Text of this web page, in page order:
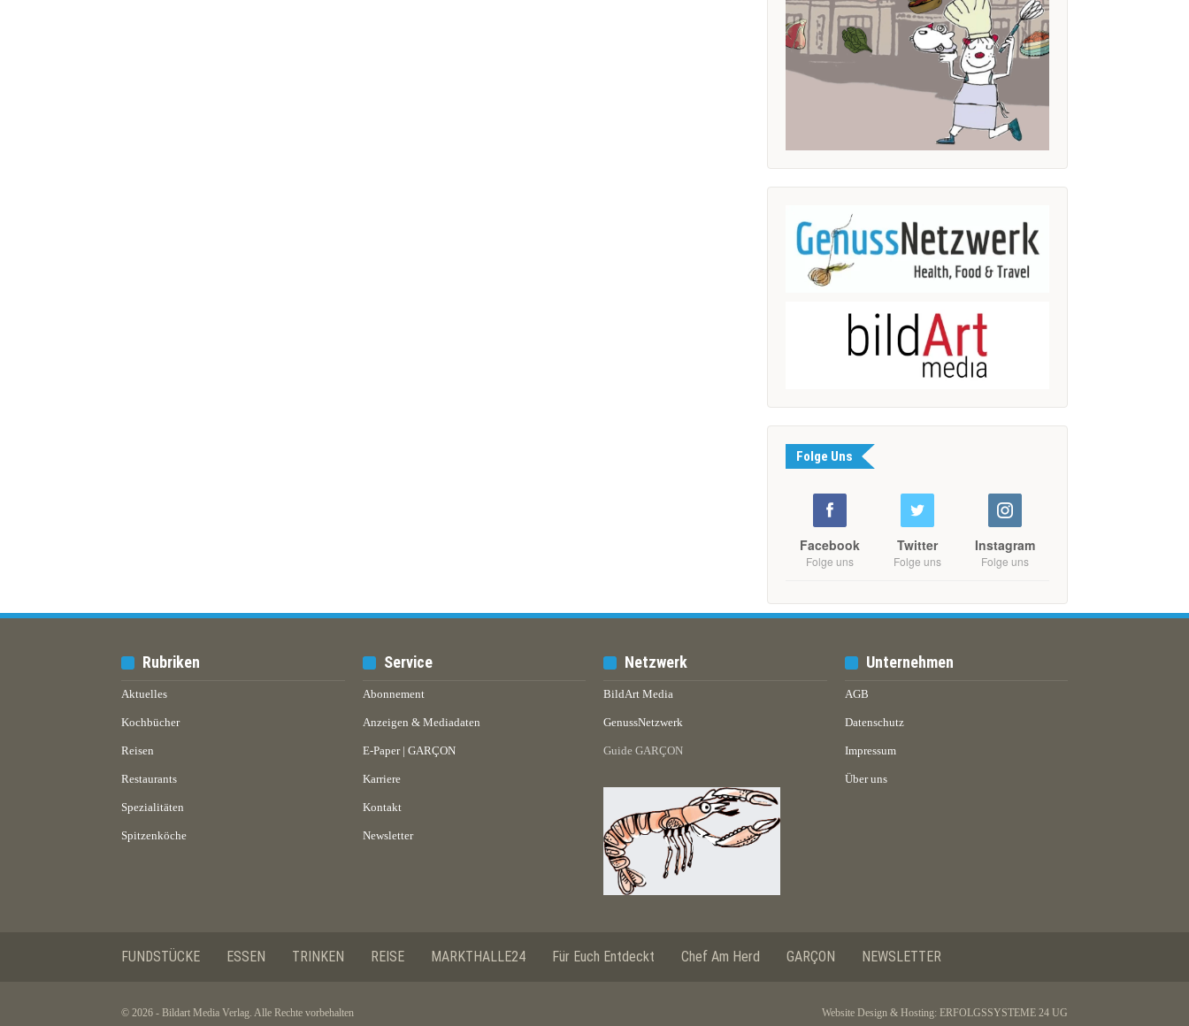
Folge Uns
Facebook
Folge uns
Twitter
Folge uns
Instagram
Folge uns
Rubriken
Aktuelles
Kochbücher
Reisen
Restaurants
Spezialitäten
Spitzenköche
Service
Abonnement
Anzeigen & Mediadaten
E-Paper | GARÇON
Karriere
Kontakt
Newsletter
Netzwerk
BildArt Media
GenussNetzwerk
Guide GARÇON
Unternehmen
AGB
Datenschutz
Impressum
Über uns
FUNDSTÜCKE ESSEN TRINKEN REISE MARKTHALLE24 Für Euch Entdeckt Chef Am Herd GARÇON NEWSLETTER
© 2026 - Bildart Media Verlag. Alle Rechte vorbehalten Website Design & Hosting: ERFOLGSSYSTEME 24 UG